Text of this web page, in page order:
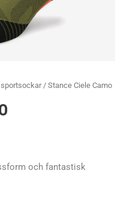
/ Stance Ciele Camo
och fantastisk